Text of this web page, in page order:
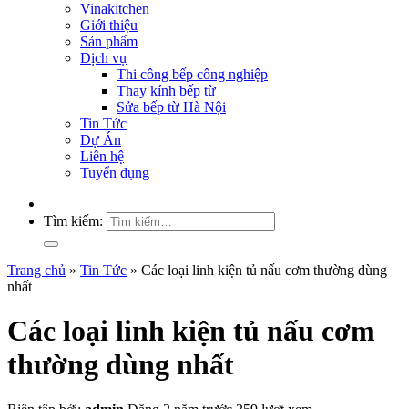
Vinakitchen
Giới thiệu
Sản phẩm
Dịch vụ
Thi công bếp công nghiệp
Thay kính bếp từ
Sửa bếp từ Hà Nội
Tin Tức
Dự Án
Liên hệ
Tuyển dụng
Tìm kiếm:
Trang chủ » Tin Tức » Các loại linh kiện tủ nấu cơm thường dùng
nhất
Các loại linh kiện tủ nấu cơm
thường dùng nhất